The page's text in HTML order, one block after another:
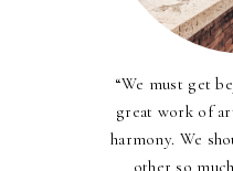
“We must get
great work of
harmony. We
other so